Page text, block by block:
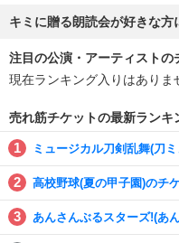
キミに贈る朗読会が好きな方
注目の公演・アーティストの
現在ランキング入りはありま
売れ筋チケットの最新ランキ
ミュージカル刀剣乱舞(刀
高校野球(夏の甲子園)のチ
あんさんぶるスターズ!(あ